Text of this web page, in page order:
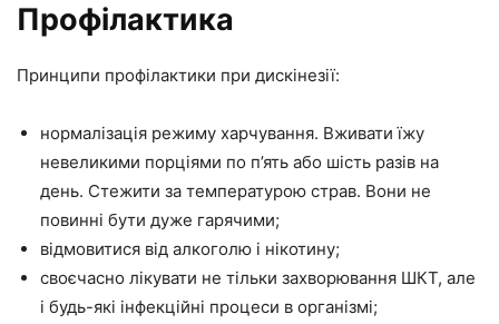
Профілактика
Принципи профілактики при дискінезії:
нормалізація режиму харчування. Вживати їжу
невеликими порціями по п’ять або шість разів на
день. Стежити за температурою страв. Вони не
повинні бути дуже гарячими;
відмовитися від алкоголю і нікотину;
своєчасно лікувати не тільки захворювання ШКТ, але
і будь-які інфекційні процеси в організмі;